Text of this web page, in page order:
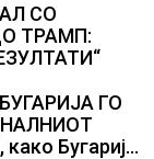
СО
ТРАМП:
ГО
Бугарија